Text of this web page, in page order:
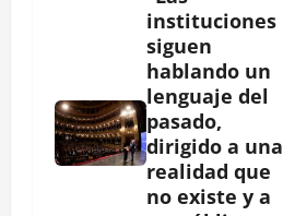
instituciones
siguen
hablando un
lenguaje del
pasado,
dirigido a una
realidad que
no existe y a